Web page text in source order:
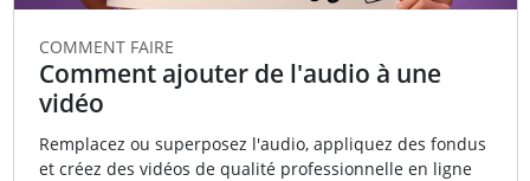
COMMENT FAIRE
Comment ajouter de l'audio à une
vidéo
Remplacez ou superposez l'audio, appliquez des fondus
et créez des vidéos de qualité professionnelle en ligne